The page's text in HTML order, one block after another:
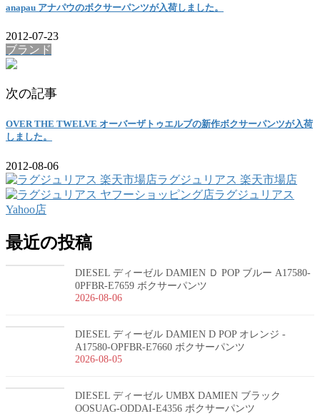
anapau アナパウのボクサーパンツが入荷しました。
2012-07-23
ブランド
次の記事
OVER THE TWELVE オーバーザトゥエルブの新作ボクサーパンツが入荷
しました。
2012-08-06
ラグジュリアス 楽天市場店
ラグジュリアス
Yahoo店
最近の投稿
DIESEL ディーゼル DAMIEN Ｄ POP ブルー A17580-
0PFBR-E7659 ボクサーパンツ
2026-08-06
DIESEL ディーゼル DAMIEN D POP オレンジ -
A17580-OPFBR-E7660 ボクサーパンツ
2026-08-05
DIESEL ディーゼル UMBX DAMIEN ブラック
OOSUAG-ODDAI-E4356 ボクサーパンツ